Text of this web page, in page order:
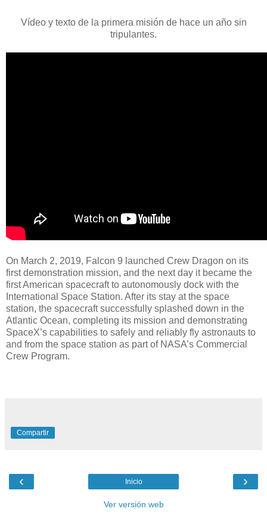
Vídeo y texto de la primera misión de hace un año sin
tripulantes.
On March 2, 2019, Falcon 9 launched Crew Dragon on its
first demonstration mission, and the next day it became the
first American spacecraft to autonomously dock with the
International Space Station. After its stay at the space
station, the spacecraft successfully splashed down in the
Atlantic Ocean, completing its mission and demonstrating
SpaceX’s capabilities to safely and reliably fly astronauts to
and from the space station as part of NASA’s Commercial
Crew Program.
Compartir
‹ ›
Inicio
Ver versión web